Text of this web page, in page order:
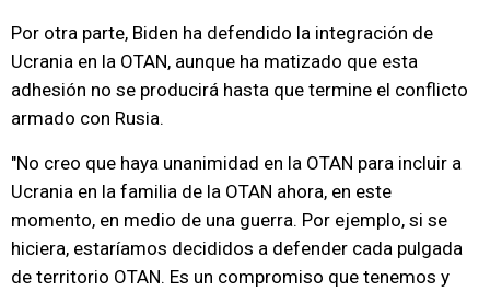
Por otra parte, Biden ha defendido la integración de
Ucrania en la OTAN, aunque ha matizado que esta
adhesión no se producirá hasta que termine el conflicto
armado con Rusia.
"No creo que haya unanimidad en la OTAN para incluir a
Ucrania en la familia de la OTAN ahora, en este
momento, en medio de una guerra. Por ejemplo, si se
hiciera, estaríamos decididos a defender cada pulgada
de territorio OTAN. Es un compromiso que tenemos y